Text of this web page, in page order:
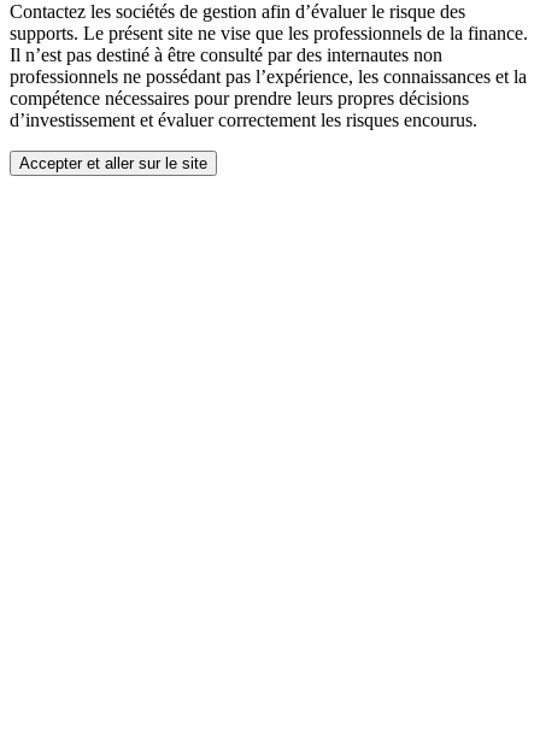
Contactez les sociétés de gestion afin d’évaluer le risque des
supports. Le présent site ne vise que les professionnels de la finance.
Il n’est pas destiné à être consulté par des internautes non
professionnels ne possédant pas l’expérience, les connaissances et la
compétence nécessaires pour prendre leurs propres décisions
d’investissement et évaluer correctement les risques encourus.
Accepter et aller sur le site